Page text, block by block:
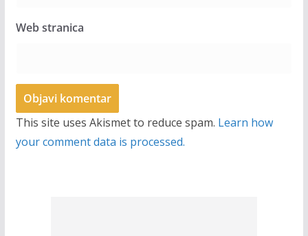
Web stranica
This site uses Akismet to reduce spam. Learn how
your comment data is processed.